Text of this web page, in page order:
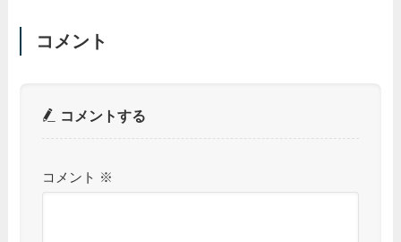
コメント
コメントする
コメント ※